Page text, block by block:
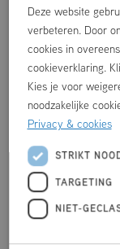
belangrijkst.
per week of op
gewaardeerd.
Samen zorgen
functionerend
Lijkt dit iets voor
Deze website
verbeteren. Door
cookies in
cookieverklaring.
Kies je voor
noodzakelijke
Privacy & cookies
STRIKT
TARGETING
NIET-